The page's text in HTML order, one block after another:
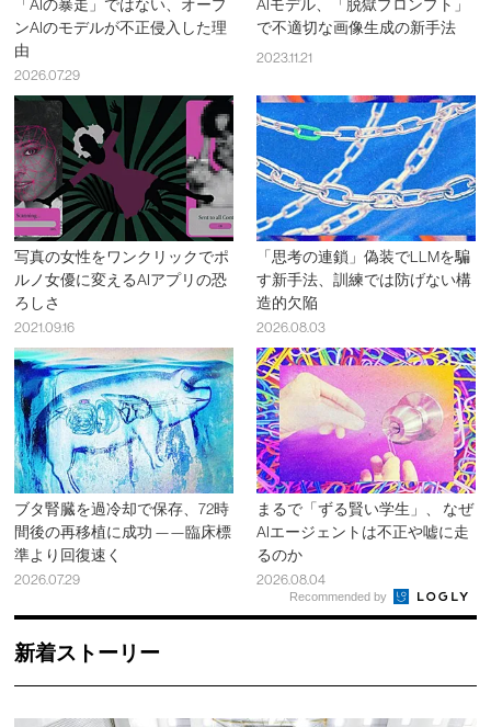
「AIの暴走」ではない、オープ
ンAIのモデルが不正侵入した理
由
2026.07.29
AIモデル、「脱獄プロンプト」
で不適切な画像生成の新手法
2023.11.21
写真の女性をワンクリックでポ
ルノ女優に変えるAIアプリの恐
ろしさ
2021.09.16
「思考の連鎖」偽装でLLMを騙
す新手法、訓練では防げない構
造的欠陥
2026.08.03
ブタ腎臓を過冷却で保存、72時
間後の再移植に成功 ——臨床標
準より回復速く
2026.07.29
まるで「ずる賢い学生」、 なぜ
AIエージェントは不正や嘘に走
るのか
2026.08.04
Recommended by
新着ストーリー